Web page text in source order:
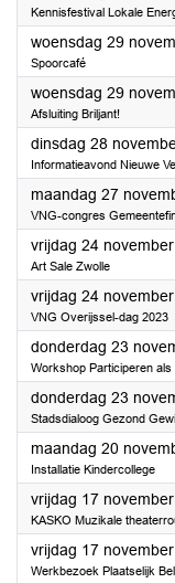
Kennisfestival Lokale
woensdag 29
Spoorcafé
woensdag 29
Afsluiting Briljant!
dinsdag 28
Informatieavond Nieuwe
maandag 27
VNG-congres
vrijdag 24 november
Art Sale Zwolle
vrijdag 24 november
VNG Overijssel-dag 2023
donderdag 23
Workshop Participeren als
donderdag 23
Stadsdialoog Gezond
maandag 20
Installatie Kindercollege
vrijdag 17 november
KASKO Muzikale
vrijdag 17 november
Werkbezoek Plaatselijk